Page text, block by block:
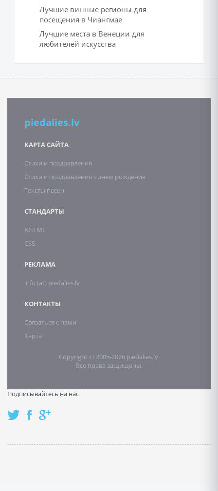
Лучшие винные регионы для
посещения в Чиангмае
Лучшие места в Венеции для
любителей искусства
piedalies.lv
КАРТА САЙТА
Стихи и поздравления
Стихи и поздравления с днем рождения
Тексты песен
СТАНДАРТЫ
XHTML
CSS
РЕКЛАМА
info (at) piedalies.lv
КОНТАКТЫ
Связаться с нами
Карта
Copyright © 2005-2026 piedalies.lv.
Все права защищены.
Подписывайтесь на нас